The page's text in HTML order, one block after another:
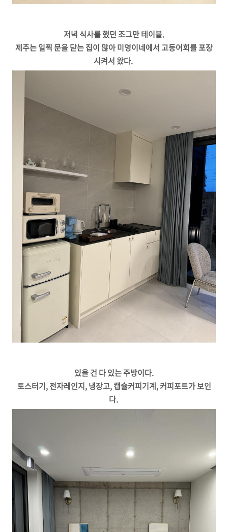
저녁 식사를 했던 조그만 테이블.
제주는 일찍 문을 닫는 집이 많아 미영이네에서 고등어회를 포장
시켜서 왔다.
있을 건 다 있는 주방이다.
토스터기, 전자레인지, 냉장고, 캡슐커피기계, 커피포트가 보인
다.